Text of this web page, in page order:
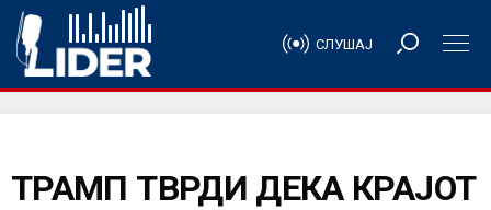
СЛУШАЈ
ТРАМП ТВРДИ ДЕКА КРАЈОТ